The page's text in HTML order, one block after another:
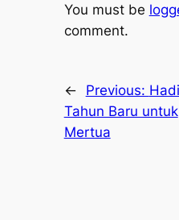
You must be
comment.
← Previous:
Tahun Baru untuk
Mertua